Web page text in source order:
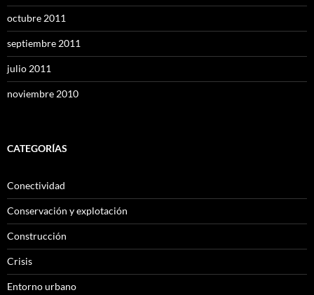
octubre 2011
septiembre 2011
julio 2011
noviembre 2010
CATEGORÍAS
Conectividad
Conservación y explotación
Construcción
Crisis
Entorno urbano